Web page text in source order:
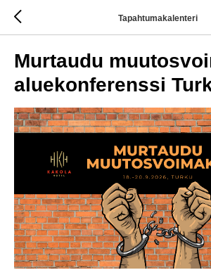
Tapahtumakalenteri
Murtaudu
aluekonferenssi